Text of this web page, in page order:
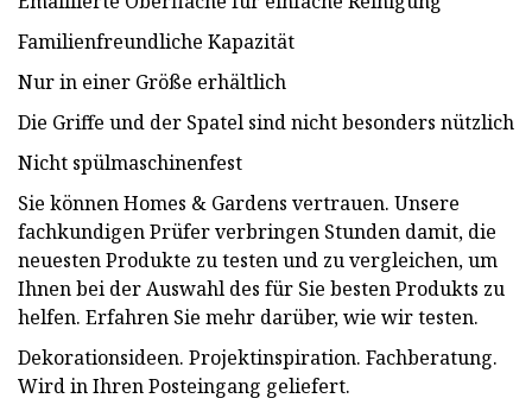
Familienfreundliche Kapazität
Nur in einer Größe erhältlich
Die Griffe und der Spatel sind nicht besonders nützlich
Nicht spülmaschinenfest
Sie können Homes & Gardens vertrauen. Unsere
fachkundigen Prüfer verbringen Stunden damit, die
neuesten Produkte zu testen und zu vergleichen, um
Ihnen bei der Auswahl des für Sie besten Produkts zu
helfen. Erfahren Sie mehr darüber, wie wir testen.
Dekorationsideen. Projektinspiration. Fachberatung.
Wird in Ihren Posteingang geliefert.